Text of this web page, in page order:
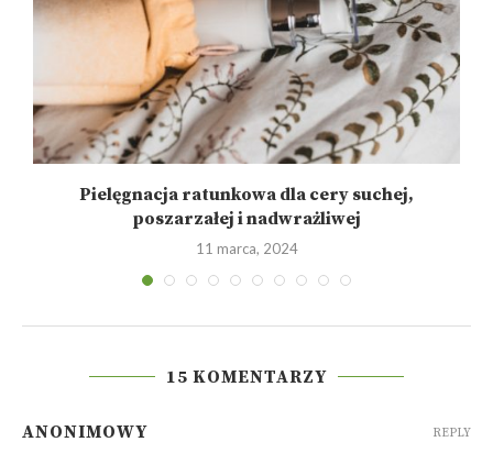
Pielęgnacja ratunkowa dla cery suchej,
poszarzałej i nadwrażliwej
11 marca, 2024
15 KOMENTARZY
ANONIMOWY REPLY